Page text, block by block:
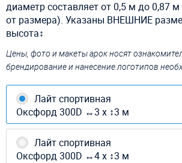
диаметр составляет от 0,5 м до 0,87
от размера). Указаны ВНЕШНИЕ
высота↕
Цены, фото и макеты арок носят
брендирование и нанесение логотипов
Лайт спортивная
Оксфорд 300D ↔3 х ↕3 м
Лайт спортивная
Оксфорд 300D ↔4 х ↕3 м